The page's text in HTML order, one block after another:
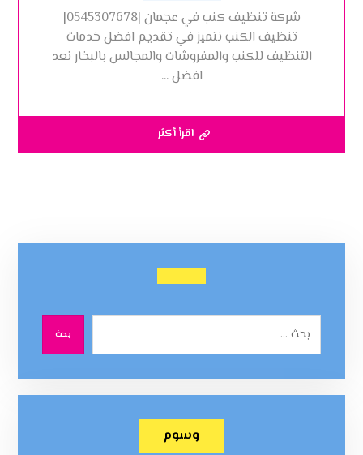
شركة تنظيف كنب في عجمان |0545307678|
تنظيف الكنب نتميز في تقديم افضل خدمات
التنظيف للكنب والمفروشات والمجالس بالبخار نعد
افضل ...
اقرأ أكثر
بحث
وسوم